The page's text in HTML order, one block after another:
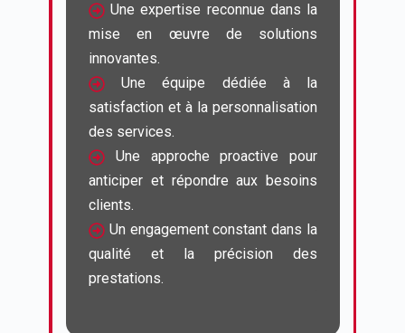
Une expertise reconnue dans la
mise en œuvre de solutions
Une équipe dédiée à la
satisfaction et à la personnalisation
Une approche proactive pour
anticiper et répondre aux besoins
Un engagement constant dans la
qualité et la précision des
prestations.